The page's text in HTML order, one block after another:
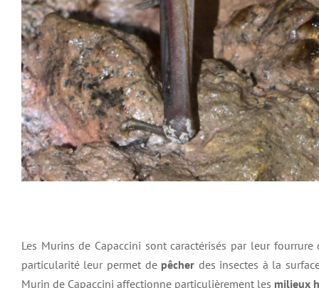
Les Murins de Capaccini sont caractérisés par leur
particularité leur permet de pêcher des insectes à la
Murin de Capaccini affectionne particulièrement les milieux